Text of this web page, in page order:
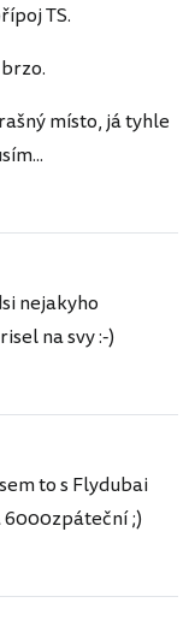
TS.
místo, já tyhle
nejakyho
na svy :-)
to s Flydubai
6000zpáteční ;)